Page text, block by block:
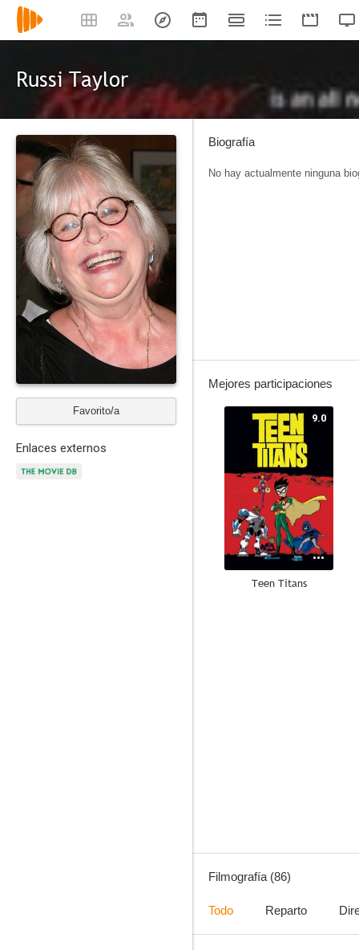
Russi Taylor
Favorito/a
Enlaces externos
Biografía
No hay actualmente ninguna
Mejores participaciones
9.0
Teen Titans
Filmografía (86)
Todo Reparto